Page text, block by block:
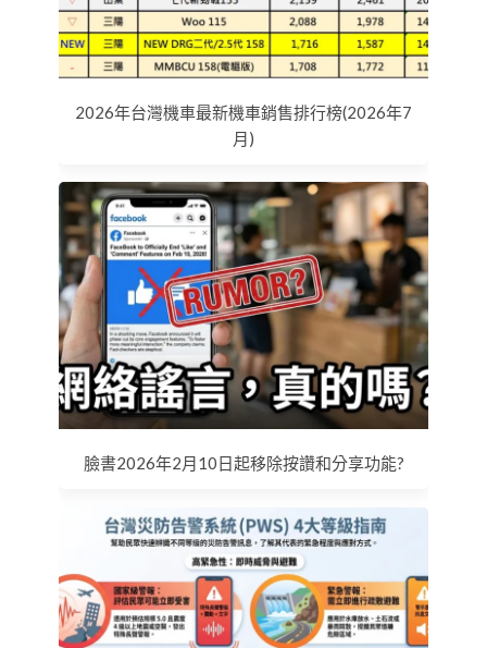
2026年台灣機車最新機車銷售排行榜(2026年7
月)
臉書2026年2月10日起移除按讚和分享功能?